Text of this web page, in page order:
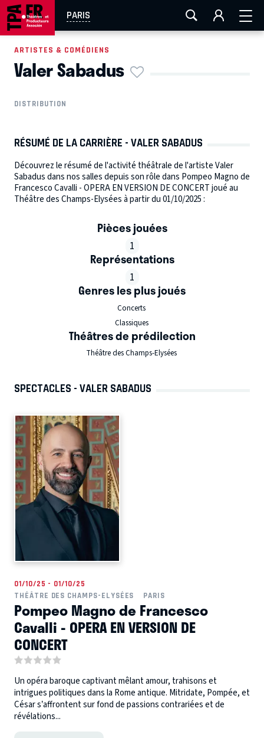
PARIS
AIX-MARSEILLE LA ROCHELLE
EN TOURNÉE
ARTISTES & COMÉDIENS
Valer Sabadus
DISTRIBUTION
RÉSUMÉ DE LA CARRIÈRE - VALER SABADUS
Découvrez le résumé de l'activité théâtrale de l'artiste Valer
Sabadus dans nos salles depuis son rôle dans Pompeo Magno de
Francesco Cavalli - OPERA EN VERSION DE CONCERT joué au
Théâtre des Champs-Elysées à partir du 01/10/2025 :
Pièces jouées
1
Représentations
1
Genres les plus joués
Concerts
Classiques
Théâtres de prédilection
Théâtre des Champs-Elysées
SPECTACLES - VALER SABADUS
01/10/25 - 01/10/25
THÉÂTRE DES CHAMPS-ELYSÉES
PARIS
Pompeo Magno de Francesco
Cavalli - OPERA EN VERSION DE
CONCERT
Un opéra baroque captivant mêlant amour, trahisons et
intrigues politiques dans la Rome antique. Mitridate, Pompée, et
César s’affrontent sur fond de passions contrariées et de
révélations...